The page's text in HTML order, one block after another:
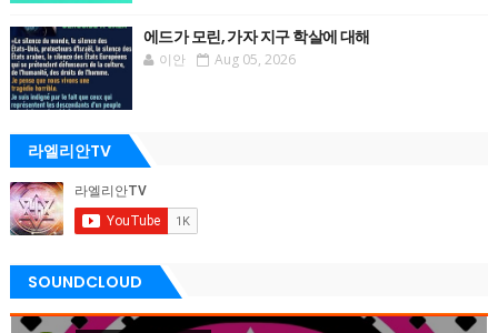
에드가 모린, 가자 지구 학살에 대해
이안 Aug 05, 2026
라엘리안TV
SOUNDCLOUD